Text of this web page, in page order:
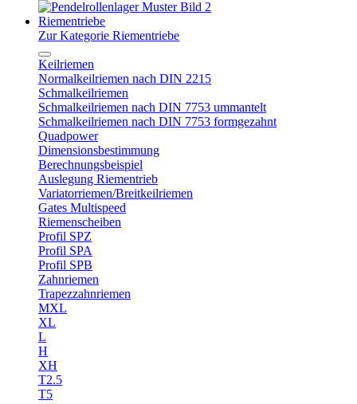
Riementriebe
Zur Kategorie Riementriebe
Keilriemen
Normalkeilriemen nach DIN 2215
Schmalkeilriemen
Schmalkeilriemen nach DIN 7753 ummantelt
Schmalkeilriemen nach DIN 7753 formgezahnt
Quadpower
Dimensionsbestimmung
Berechnungsbeispiel
Auslegung Riementrieb
Variatorriemen/Breitkeilriemen
Gates Multispeed
Riemenscheiben
Profil SPZ
Profil SPA
Profil SPB
Zahnriemen
Trapezzahnriemen
MXL
XL
L
H
XH
T2.5
T5